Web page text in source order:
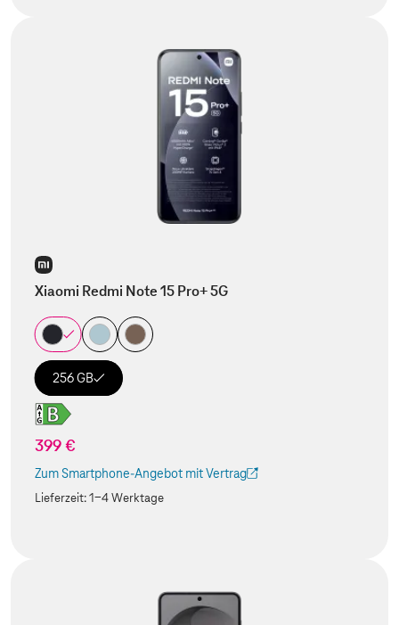
Xiaomi Redmi Note 15 Pro+ 5G
256 GB
399 €
Zum Smartphone-Angebot mit Vertrag
(Der Link wird in einem neuen Tab geöffnet)
Lieferzeit:1-4 Werktage